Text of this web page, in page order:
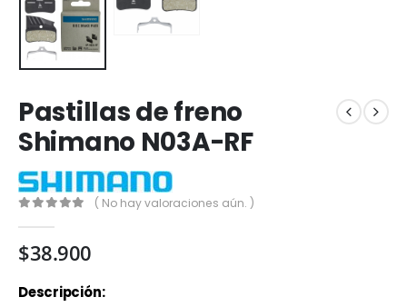
Pastillas de freno
Shimano N03A-RF
( No hay valoraciones aún. )
$38.900
Descripción: